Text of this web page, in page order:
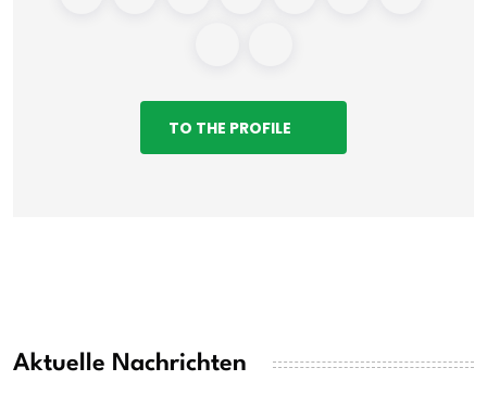
TO THE PROFILE
Aktuelle Nachrichten